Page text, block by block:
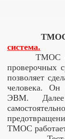
система.
ТМОС
проверочных
позволяет
человека.
ЭВМ.
ТМОС